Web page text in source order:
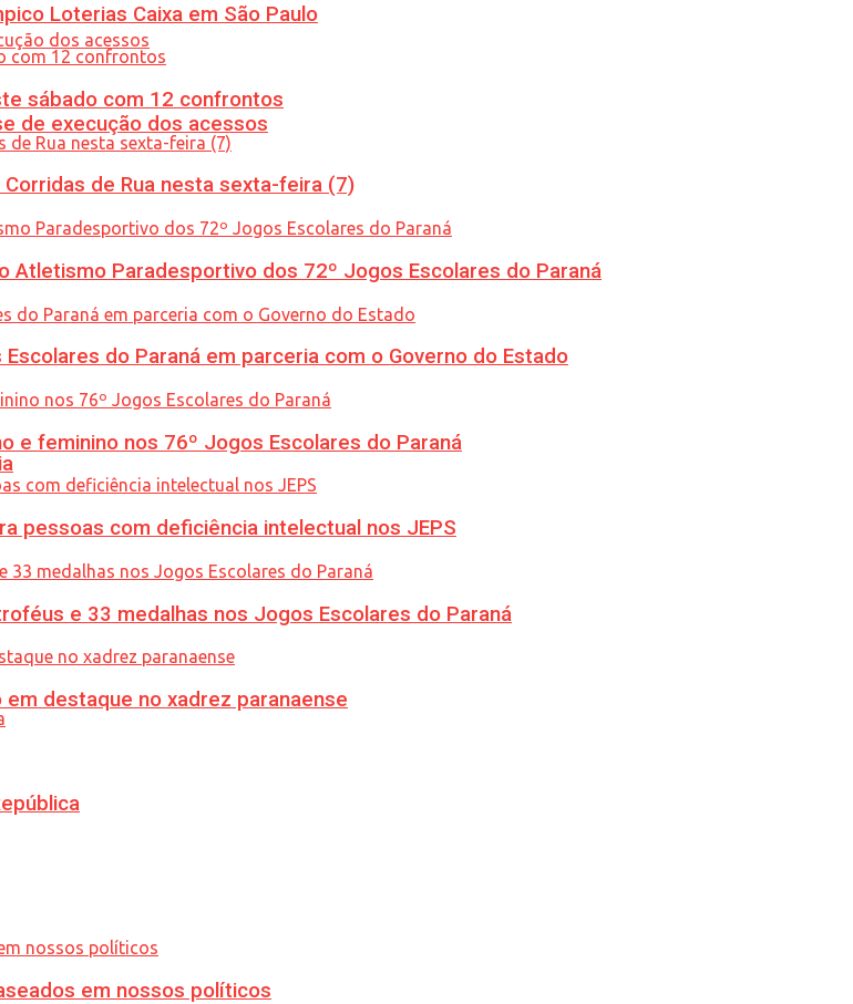
de execução dos acessos
Loterias Caixa em São Paulo
sábado com 12 confrontos
de Rua nesta sexta-feira (7)
Atletismo Paradesportivo dos 72º Jogos Escolares do Paraná
do Paraná em parceria com o Governo do Estado
e feminino nos 76º Jogos Escolares do Paraná
pessoas com deficiência intelectual nos JEPS
e 33 medalhas nos Jogos Escolares do Paraná
destaque no xadrez paranaense
em nossos políticos